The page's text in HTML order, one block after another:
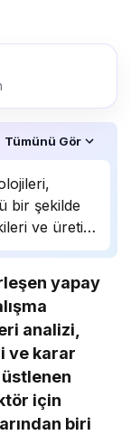
Tümünü Gör
bir şekilde
ve üretim
yapay zeka,
yıllarda
yapay
analizi,
ve karar
için
biri